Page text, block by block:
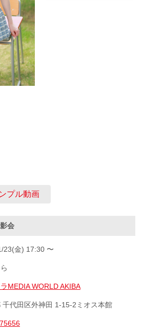
プル動画
会
23(金) 17:30 〜
MEDIA WORLD AKIBA
千代田区外神田 1-15-2ミオス本館